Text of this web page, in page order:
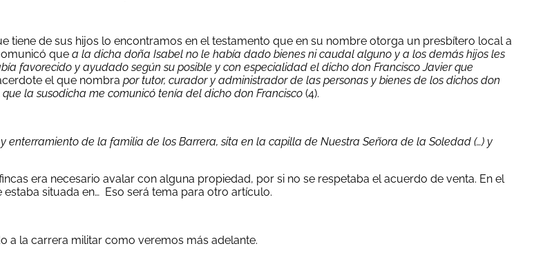
tiene de sus hijos lo encontramos en el testamento que en su nombre otorga un presbítero local a
que a la dicha doña Isabel no le había dado bienes ni caudal alguno y a los demás hijos les
favorecido y ayudado según su posible y con especialidad el dicho don Francisco Javier que
el que nombra por tutor, curador y administrador de las personas y bienes de los dichos don
la susodicha me comunicó tenía del dicho don Francisco (4).
enterramiento de la familia de los Barrera, sita en la capilla de Nuestra Señora de la Soledad (…) y
era necesario avalar con alguna propiedad, por si no se respetaba el acuerdo de venta. En el
situada en… Eso será tema para otro artículo.
a la carrera militar como veremos más adelante.